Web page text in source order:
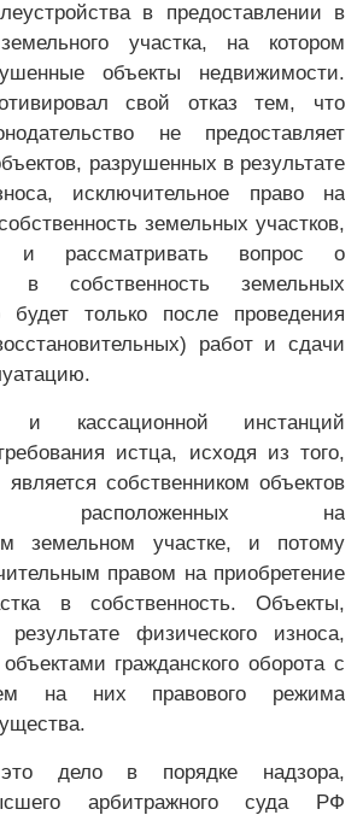
в предоставлении в
участка, на котором
объекты недвижимости.
свой отказ тем, что
не предоставляет
разрушенных в результате
исключительное право на
земельных участков,
и рассматривать вопрос о
в собственность земельных
будет только после проведения
работ и сдачи
кассационной инстанций
истца, исходя из того,
является собственником объектов
расположенных на
земельном участке, и потому
правом на приобретение
в собственность. Объекты,
физического износа,
гражданского оборота с
на них правового режима
это дело в порядке надзора,
арбитражного суда РФ